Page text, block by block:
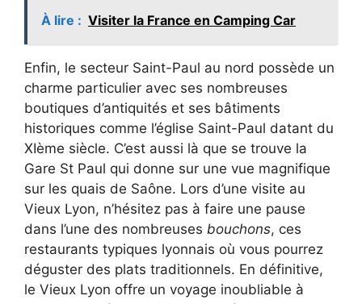
À lire : Visiter la France en Camping Car
Enfin, le secteur Saint-Paul au nord possède un
charme particulier avec ses nombreuses
boutiques d’antiquités et ses bâtiments
historiques comme l’église Saint-Paul datant du
XIème siècle. C’est aussi là que se trouve la
Gare St Paul qui donne sur une vue magnifique
sur les quais de Saône. Lors d’une visite au
Vieux Lyon, n’hésitez pas à faire une pause
dans l’une des nombreuses bouchons, ces
restaurants typiques lyonnais où vous pourrez
déguster des plats traditionnels. En définitive,
le Vieux Lyon offre un voyage inoubliable à